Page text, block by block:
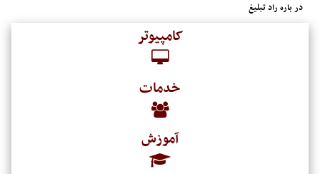
در باره راد تبلیغ
کامپیوتر
خدمات
آموزش